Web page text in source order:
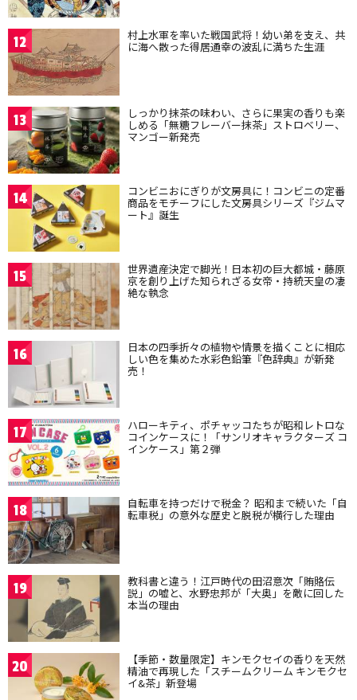
12 村上水軍を率いた戦国武将！幼い弟を支え、共
に海へ散った得居通幸の波乱に満ちた生涯
13 しっかり抹茶の味わい、さらに果実の香りも楽
しめる「無糖フレーバー抹茶」ストロベリー、
マンゴー新発売
14 コンビニおにぎりが文房具に！コンビニの定番
商品をモチーフにした文房具シリーズ『ジムマ
ート』誕生
15 世界遺産決定で脚光！日本初の巨大都城・藤原
京を創り上げた知られざる女帝・持統天皇の凄
絶な執念
16 日本の四季折々の植物や情景を描くことに相応
しい色を集めた水彩色鉛筆『色辞典』が新発
売！
17 ハローキティ、ポチャッコたちが昭和レトロな
コインケースに！「サンリオキャラクターズ コ
インケース」第２弾
18 自転車を持つだけで税金？ 昭和まで続いた「自
転車税」の意外な歴史と脱税が横行した理由
19 教科書と違う！江戸時代の田沼意次「賄賂伝
説」の嘘と、水野忠邦が「大奥」を敵に回した
本当の理由
20 【季節・数量限定】キンモクセイの香りを天然
精油で再現した「スチームクリーム キンモクセ
イ&茶」新登場